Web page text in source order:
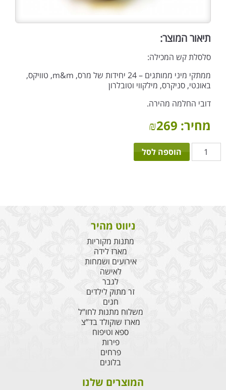
תיאור המוצר:
סלסלת קש המכילה:
ממתקי מיני ממותגים – 24 יחידות של מרס, m&m, טוויקס,
באונטי, סניקרס, מילקווי וטובלרון
דובי החלמה מהירה.
מחיר: ₪269
כמות
הוספה לסל
ניווט מהיר
מתנות מקוריות
מארז לידה
אירועים ושמחות
לאישה
לגבר
זר מתוק לילדים
חגים
משלוח מתנות לחו”ל
מארז שוקולד בד”צ
ספא וטיפוח
פירות
פרחים
בלונים
המוצרים שלנו